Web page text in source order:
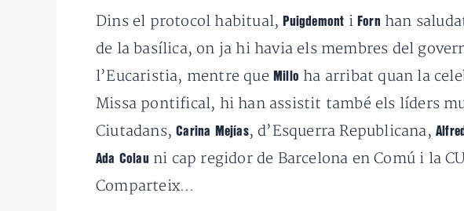
Dins el protocol habitual, Puigdemont iForn han
de la basílica, on ja hi havia els membres del
l’Eucaristia, mentre que Millo ha arribat quan la
Missa pontifical, hi han assistit també els líders
Ciutadans,Carina Mejías, d’Esquerra Republicana,
Ada Colau ni cap regidor de Barcelona en Comú i la
Comparteix...